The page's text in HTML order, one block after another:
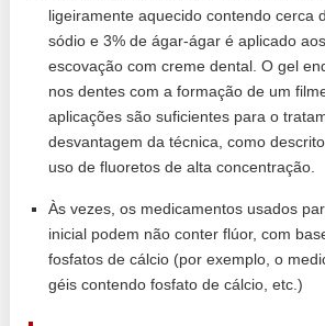
ligeiramente aquecido contendo cerca
sódio e 3% de ágar-ágar é aplicado
escovação com creme dental. O gel
nos dentes com a formação de um
aplicações são suficientes para o
desvantagem da técnica, como
uso de fluoretos de alta concentração.
Às vezes, os medicamentos usados
inicial podem não conter flúor, com
fosfatos de cálcio (por exemplo, o
géis contendo fosfato de cálcio, etc.)